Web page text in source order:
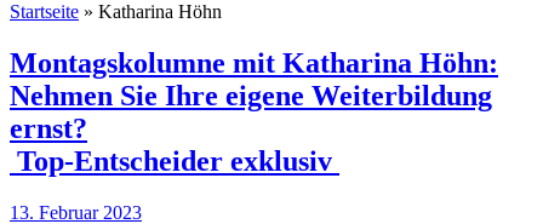
Startseite » Katharina Höhn
Montagskolumne mit Katharina Höhn:
Nehmen Sie Ihre eigene Weiterbildung
ernst?
Top-Entscheider exklusiv
13. Februar 2023